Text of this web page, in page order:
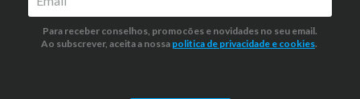
Para receber conselhos, promocões e novidades no seu email.
Ao subscrever, aceita a nossa politica de privacidade e cookies.